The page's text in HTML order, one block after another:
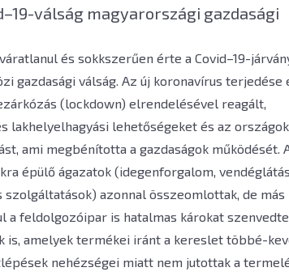
válság magyarországi gazdasági
és sokkszerűen érte a Covid–19-
gazdasági válság. Az új koronavírus terjedése
(lockdown) elrendelésével reagált,
lakhelyelhagyási lehetőségeket és az országok
ami megbénította a gazdaságok működését.
épülő ágazatok (idegenforgalom,
azonnal összeomlottak, de más
a feldolgozóipar is hatalmas károkat
is, amelyek termékei iránt a kereslet többé-
nehézségei miatt nem jutottak a